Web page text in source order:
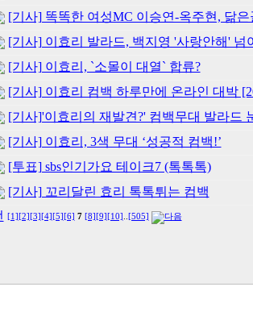
[기사] 똑똑한 여성MC 이승연-옥주현, 닮은
[기사] 이효리 발라드, 백지영 '사랑안해' 넘
[기사] 이효리, `소몰이 대열` 합류?
[기사] 이효리 컴백 하루만에 온라인 대박
[기사]'이효리의 재발견?' 컴백무대 발라드
[기사] 이효리, 3색 무대 ‘성공적 컴백!’
[투표] sbs인기가요 테이크7 (톡톡톡)
[기사] 꼬리달린 효리 톡톡튀는 컴백
[1] [2] [3] [4] [5] [6] 7 [8] [9] [10] [505]